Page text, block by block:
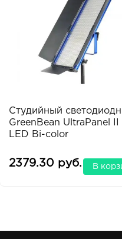
Студийный
GreenBean UltraPanel II
LED Bi-color
2379.30 руб. В